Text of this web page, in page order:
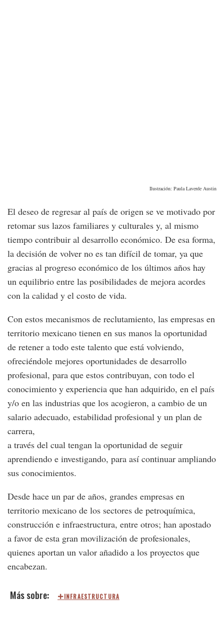
Ilustración: Paula Laverde Austin
El deseo de regresar al país de origen se ve motivado por
retomar sus lazos familiares y culturales y, al mismo
tiempo contribuir al desarrollo económico. De esa forma,
la decisión de volver no es tan difícil de tomar, ya que
gracias al progreso económico de los últimos años hay
un equilibrio entre las posibilidades de mejora acordes
con la calidad y el costo de vida.
Con estos mecanismos de reclutamiento, las empresas en
territorio mexicano tienen en sus manos la oportunidad
de retener a todo este talento que está volviendo,
ofreciéndole mejores oportunidades de desarrollo
profesional, para que estos contribuyan, con todo el
conocimiento y experiencia que han adquirido, en el país
y/o en las industrias que los acogieron, a cambio de un
salario adecuado, estabilidad profesional y un plan de
carrera,
a través del cual tengan la oportunidad de seguir
aprendiendo e investigando, para así continuar ampliando
sus conocimientos.
Desde hace un par de años, grandes empresas en
territorio mexicano de los sectores de petroquímica,
construcción e infraestructura, entre otros; han apostado
a favor de esta gran movilización de profesionales,
quienes aportan un valor añadido a los proyectos que
encabezan.
INFRAESTRUCTURA